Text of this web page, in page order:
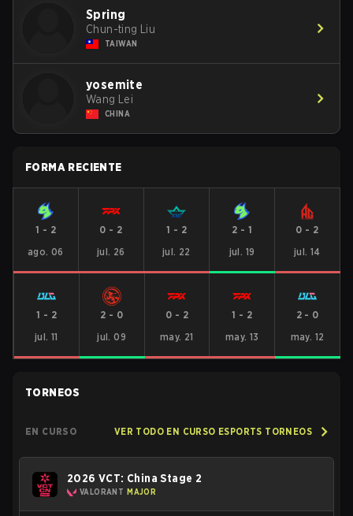
Spring
Chun-ting Liu
TAIWAN
yosemite
Wang Lei
CHINA
FORMA RECIENTE
1 - 2
ago. 06
0 - 2
jul. 26
1 - 2
jul. 22
2 - 1
jul. 19
0 - 2
jul. 14
1 - 2
jul. 11
2 - 0
jul. 09
0 - 2
may. 21
1 - 2
may. 13
2- 0
may. 12
TORNEOS
EN CURSO VER TODO EN CURSO ESPORTS TORNEOS
2026 VCT: China Stage 2
VALORANT MAJOR